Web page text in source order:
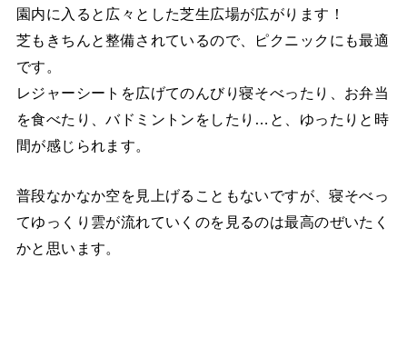
園内に入ると広々とした芝生広場が広がります！
芝もきちんと整備されているので、ピクニックにも最適
です。
レジャーシートを広げてのんびり寝そべったり、お弁当
を食べたり、バドミントンをしたり…と、ゆったりと時
間が感じられます。
普段なかなか空を見上げることもないですが、寝そべっ
てゆっくり雲が流れていくのを見るのは最高のぜいたく
かと思います。